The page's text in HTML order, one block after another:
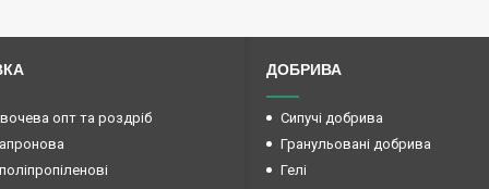
опт та роздріб
ДОБРИВА
Сипучі добрива
Гранульовані добрива
Гелі